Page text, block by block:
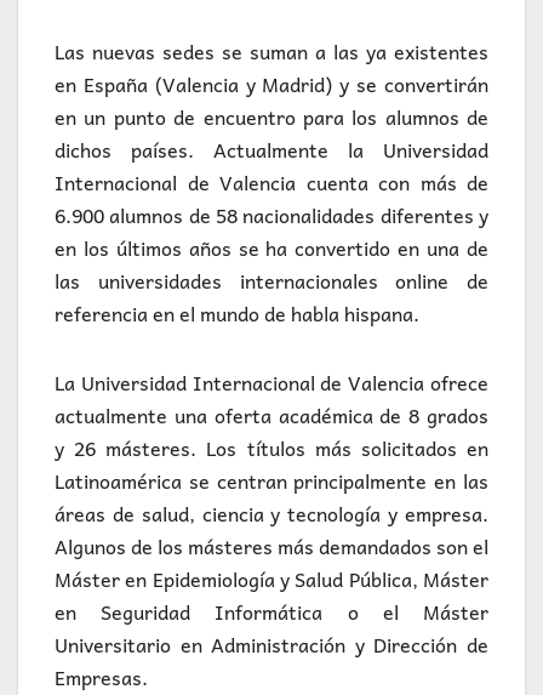
Las nuevas sedes se suman a las ya existentes
en España (Valencia y Madrid) y se convertirán
en un punto de encuentro para los alumnos de
dichos países. Actualmente la Universidad
Internacional de Valencia cuenta con más de
6.900 alumnos de 58 nacionalidades diferentes y
en los últimos años se ha convertido en una de
las universidades internacionales online de
referencia en el mundo de habla hispana.
La Universidad Internacional de Valencia ofrece
actualmente una oferta académica de 8 grados
y 26 másteres. Los títulos más solicitados en
Latinoamérica se centran principalmente en las
áreas de salud, ciencia y tecnología y empresa.
Algunos de los másteres más demandados son el
Máster en Epidemiología y Salud Pública, Máster
en Seguridad Informática o el Máster
Universitario en Administración y Dirección de
Empresas.